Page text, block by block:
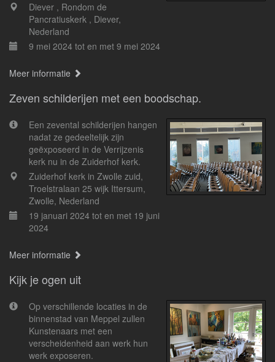
Diever , Rondom de
Pancratiuskerk , Diever,
Nederland
9 mei 2024 tot en met 9 mei 2024
Meer informatie
Zeven schilderijen met een boodschap.
Een zevental schilderijen hangen
nadat ze gedeeltelijk zijn
geëxposeerd in de Verrijzenis
kerk nu in de Zuiderhof kerk.
Zuiderhof kerk in Zwolle zuid,
Troelstralaan 25 wijk Ittersum,
Zwolle, Nederland
19 januari 2024 tot en met 19 juni
2024
Meer informatie
Kijk je ogen uit
Op verschillende locaties in de
binnenstad van Meppel zullen
Kunstenaars met een
verscheidenheid aan werk hun
werk exposeren.